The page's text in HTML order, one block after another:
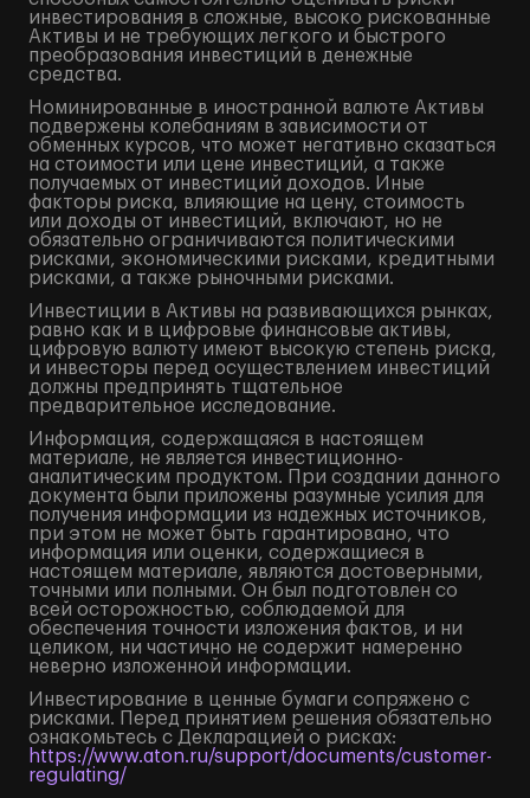
инвестирования в сложные, высоко рискованные
Активы и не требующих легкого и быстрого
преобразования инвестиций в денежные
средства.
Номинированные в иностранной валюте Активы
подвержены колебаниям в зависимости от
обменных курсов, что может негативно сказаться
на стоимости или цене инвестиций, а также
получаемых от инвестиций доходов. Иные
факторы риска, влияющие на цену, стоимость
или доходы от инвестиций, включают, но не
обязательно ограничиваются политическими
рисками, экономическими рисками, кредитными
рисками, а также рыночными рисками.
Инвестиции в Активы на развивающихся рынках,
равно как и в цифровые финансовые активы,
цифровую валюту имеют высокую степень риска,
и инвесторы перед осуществлением инвестиций
должны предпринять тщательное
предварительное исследование.
Информация, содержащаяся в настоящем
материале, не является инвестиционно-
аналитическим продуктом. При создании данного
документа были приложены разумные усилия для
получения информации из надежных источников,
при этом не может быть гарантировано, что
информация или оценки, содержащиеся в
настоящем материале, являются достоверными,
точными или полными. Он был подготовлен со
всей осторожностью, соблюдаемой для
обеспечения точности изложения фактов, и ни
целиком, ни частично не содержит намеренно
неверно изложенной информации.
Инвестирование в ценные бумаги сопряжено с
рисками. Перед принятием решения обязательно
ознакомьтесь с Декларацией о рисках:
https://www.aton.ru/support/documents/customer-
regulating/